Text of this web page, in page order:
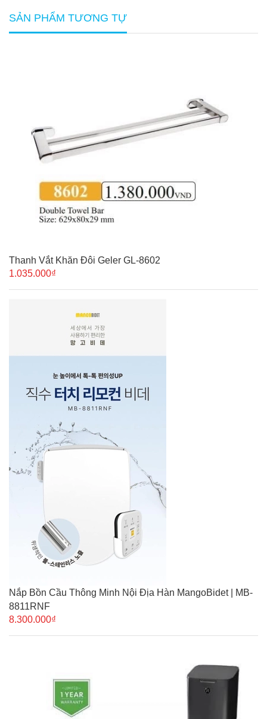
SẢN PHẨM TƯƠNG TỰ
Thanh Vắt Khăn Đôi Geler GL-8602
1.035.000₫
Nắp Bồn Cầu Thông Minh Nội Địa Hàn MangoBidet | MB-
8811RNF
8.300.000₫